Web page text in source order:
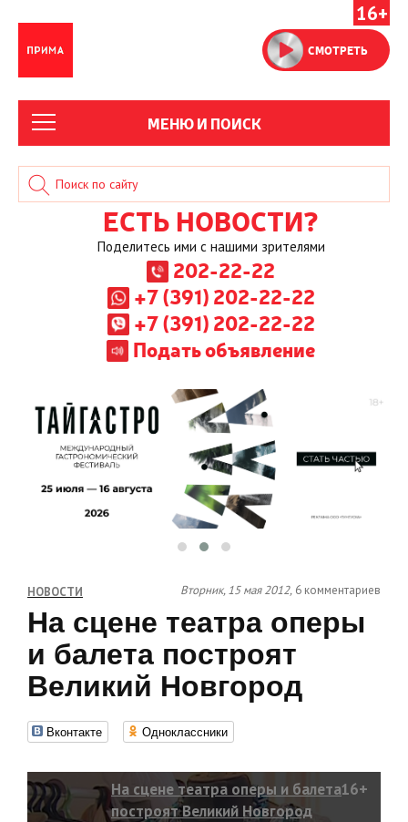
16+
СМОТРЕТЬ
МЕНЮ И ПОИСК
ЕСТЬ НОВОСТИ?
Поделитесь ими с нашими зрителями
202-22-22
+7 (391) 202-22-22
+7 (391) 202-22-22
Подать объявление
НОВОСТИ Вторник, 15 мая 2012, 6 комментариев
На сцене театра оперы
и балета построят
Великий Новгород
Вконтакте Одноклассники
На сцене театра оперы и балета
построят Великий Новгород
16+